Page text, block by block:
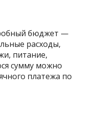
бюджет —
расходы,
питание,
сумму можно
платежа по